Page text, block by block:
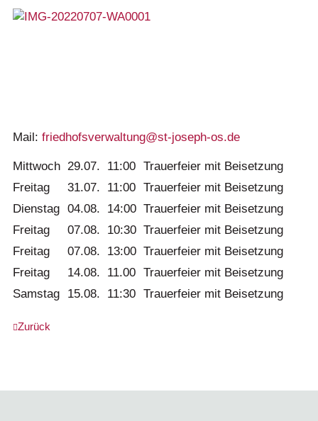
Mail: friedhofsverwaltung@st-joseph-os.de
Mittwoch 29.07. 11:00 Trauerfeier mit Beisetzung
Freitag
31.07. 11:00 Trauerfeier mit Beisetzung
Dienstag 04.08. 14:00 Trauerfeier mit Beisetzung
Freitag
07.08. 10:30 Trauerfeier mit Beisetzung
Freitag
07.08. 13:00 Trauerfeier mit Beisetzung
Freitag
14.08. 11.00 Trauerfeier mit Beisetzung
Samstag
15.08. 11:30 Trauerfeier mit Beisetzung
Zurück